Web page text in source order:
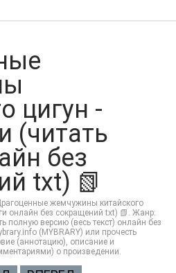
цигун -
(читать
без
txt) 📗
жемчужины китайского
онлайн без сокращений txt) 📗. Жанр:
полную версию (весь текст) онлайн без
(MYBRARY) или прочесть
(аннотацию), описание и
о произведении.